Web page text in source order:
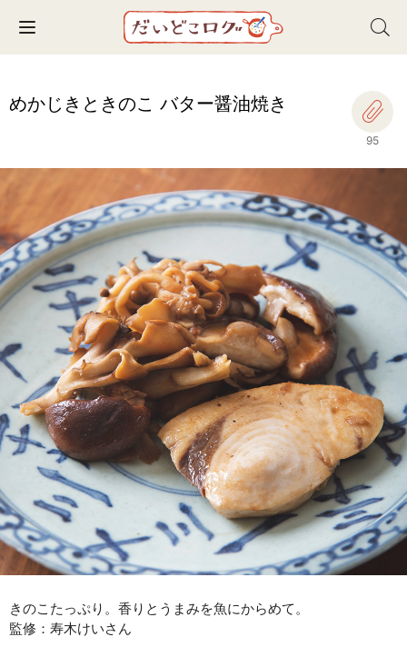
Toggle navigation
めかじきときのこ バター醤油焼き
95
きのこたっぷり。香りとうまみを魚にからめて。
監修：寿木けいさん